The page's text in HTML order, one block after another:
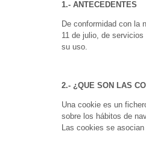
1.- ANTECEDENTES
De conformidad con la
11 de julio, de
su uso.
2.- ¿QUE SON LAS
Una cookie es un
sobre los hábitos de
Las cookies se